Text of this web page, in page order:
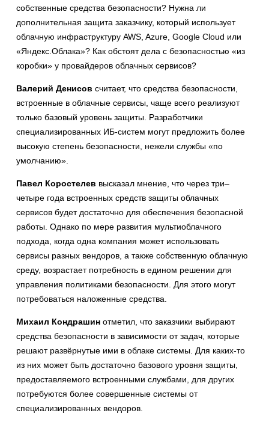
собственные средства безопасности? Нужна ли
дополнительная защита заказчику, который использует
облачную инфраструктуру AWS, Azure, Google Cloud или
«Яндекс.Облака»? Как обстоят дела с безопасностью «из
коробки» у провайдеров облачных сервисов?
Валерий Денисов считает, что средства безопасности,
встроенные в облачные сервисы, чаще всего реализуют
только базовый уровень защиты. Разработчики
специализированных ИБ-систем могут предложить более
высокую степень безопасности, нежели службы «по
умолчанию».
Павел Коростелев высказал мнение, что через три–
четыре года встроенных средств защиты облачных
сервисов будет достаточно для обеспечения безопасной
работы. Однако по мере развития мультиоблачного
подхода, когда одна компания может использовать
сервисы разных вендоров, а также собственную облачную
среду, возрастает потребность в едином решении для
управления политиками безопасности. Для этого могут
потребоваться наложенные средства.
Михаил Кондрашин отметил, что заказчики выбирают
средства безопасности в зависимости от задач, которые
решают развёрнутые ими в облаке системы. Для каких-то
из них может быть достаточно базового уровня защиты,
предоставляемого встроенными службами, для других
потребуются более совершенные системы от
специализированных вендоров.